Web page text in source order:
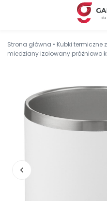
Strona główna • Kubki termiczne
miedziany izolowany próżniowo